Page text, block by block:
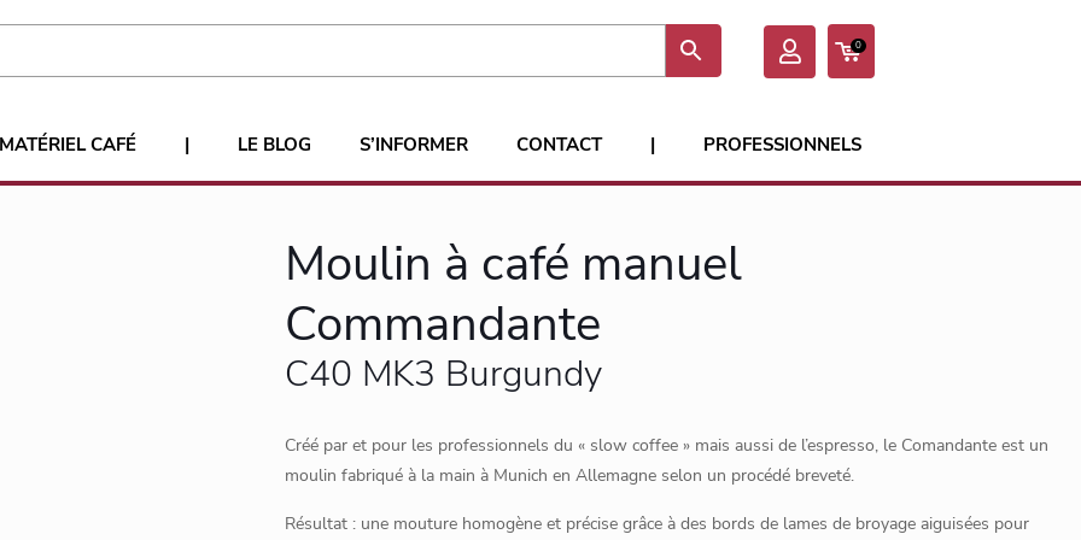
MATÉRIEL CAFÉ | LE BLOG S’INFORMER CONTACT | PROFESSIONNELS
0
Moulin à café manuel
Commandante
C40 MK3 Burgundy
Créé par et pour les professionnels du « slow coffee » mais aussi de l’espresso, le Comandante est un
moulin fabriqué à la main à Munich en Allemagne selon un procédé breveté.
Résultat : une mouture homogène et précise grâce à des bords de lames de broyage aiguisées pour